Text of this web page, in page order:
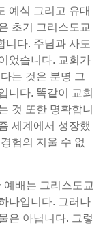
예식 그리고 유대
초기 그리스도교
니다. 주님과 사도
었습니다. 교회가
는 것은 분명 그
니다. 똑같이 교회
것 또한 명확합니
세계에서 성장했
험의 지울 수 없
예배는 그리스도교
나입니다. 그러나
은 아닙니다. 그렇